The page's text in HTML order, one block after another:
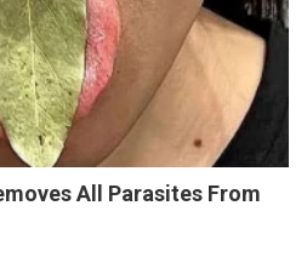
All Parasites From